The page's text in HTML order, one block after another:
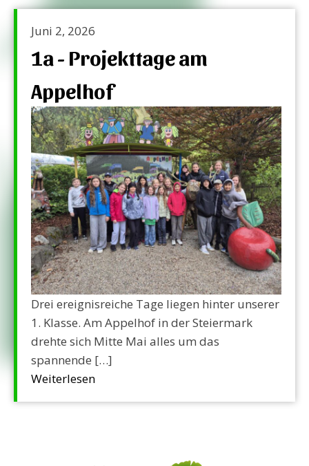
Juni 2, 2026
1a - Projekttage am
Appelhof
Drei ereignisreiche Tage liegen hinter unserer
1. Klasse. Am Appelhof in der Steiermark
drehte sich Mitte Mai alles um das
spannende […]
Weiterlesen